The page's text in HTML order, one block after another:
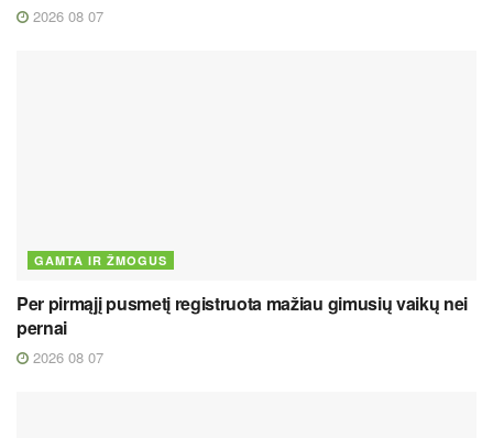
2026 08 07
GAMTA IR ŽMOGUS
Per pirmąjį pusmetį registruota mažiau gimusių vaikų nei
pernai
2026 08 07